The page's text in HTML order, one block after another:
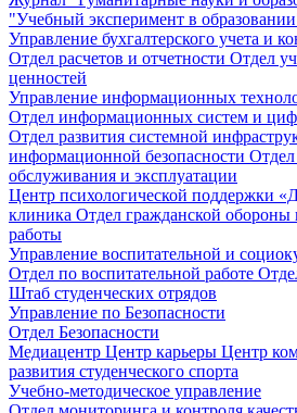
"Учебный эксперимент в
Управление бухгалтерского учета и
Отдел расчетов и отчетности Отдел
ценностей
Управление информационных
Отдел информационных систем и
Отдел развития системной
информационной безопасности Отдел
обслуживания и эксплуатации
Центр психологической поддержки
клиника Отдел гражданской
работы
Управление воспитательной и
Отдел по воспитательной работе
Штаб студенческих отрядов
Управление по Безопасности
Отдел Безопасности
Медиацентр Центр карьеры Центр
развития студенческого спорта
Учебно-методическое управление